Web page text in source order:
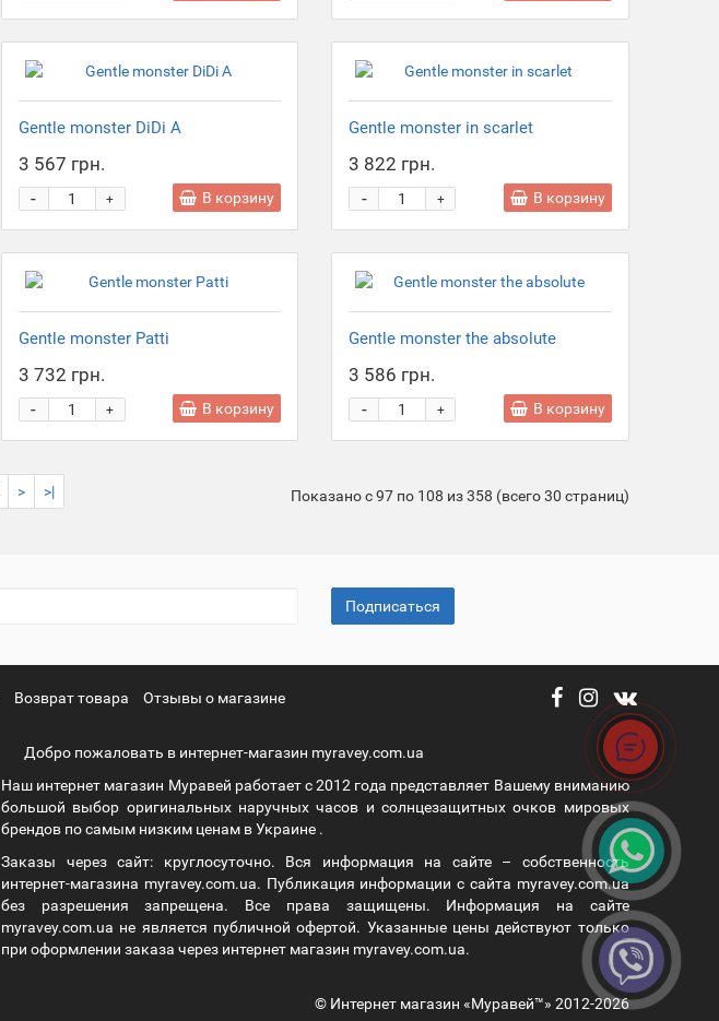
Gentle monster DiDi A
3 567 грн.
+
- В корзину
Gentle monster in scarlet
3 822 грн.
+
- В корзину
Gentle monster Patti
3 732 грн.
+
- В корзину
Gentle monster the absolute
3 586 грн.
+
- В корзину
> >| Показано с 97 по 108 из 358 (всего 30 страниц)
Подписаться
Возврат товара Отзывы о магазине
Добро пожаловать в интернет-магазин myravey.com.ua
Наш интернет магазин Муравей работает с 2012 года представляет Вашему вниманию
большой выбор оригинальных наручных часов и солнцезащитных очков мировых
брендов по самым низким ценам в Украине .
Заказы через сайт: круглосуточно. Вся информация на сайте – собственность
интернет-магазина myravey.com.ua. Публикация информации с сайта myravey.com.ua
без разрешения запрещена. Все права защищены. Информация на сайте
myravey.com.ua не является публичной офертой. Указанные цены действуют только
при оформлении заказа через интернет магазин myravey.com.ua.
© Интернет магазин «Муравей™» 2012-2026